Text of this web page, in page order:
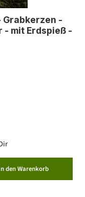
Grabkerzen -
- mit Erdspieß -
den Warenkorb